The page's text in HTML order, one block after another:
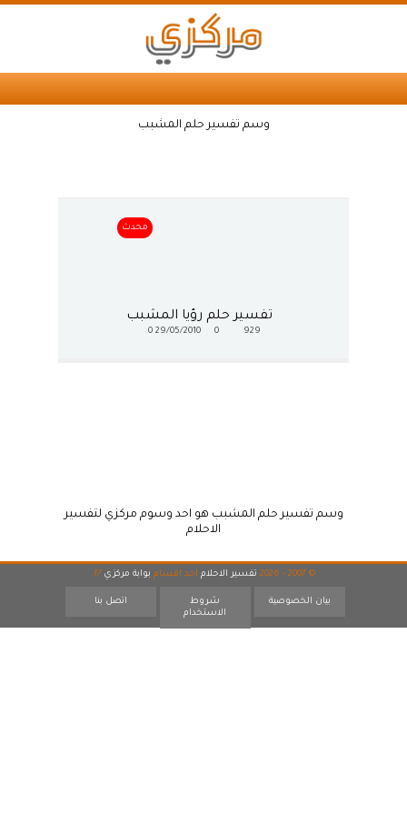
وسم تفسير حلم المشبب
محدث
تفسير حلم رؤيا المشبب
929
29/05/2010
0
وسم تفسير حلم المشبب هو احد وسوم مركزي لتفسير
الاحلام
© 2007 - 2026 تفسير الاحلام احد اقسام بوابة مركزي 17
بيان الخصوصية
شروط
الاستخدام
اتصل بنا